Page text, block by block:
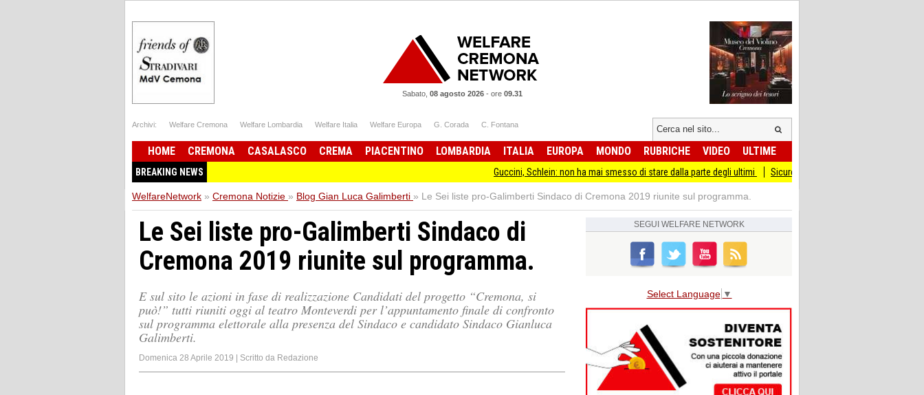
Sabato, 08 agosto 2026- ore 09.31
Archivi: Welfare Cremona Welfare Lombardia Welfare Italia Welfare Europa G. Corada C. Fontana
HOME CREMONA CASALASCO CREMA PIACENTINO LOMBARDIA ITALIA EUROPA MONDO RUBRICHE VIDEO ULTIME
BREAKING NEWS Guccini, Schlein: non ha mai smesso di stare dalla parte degli ultimi Sicurezza I Giovani Democratici ribattono ai Giovani
WelfareNetwork » Cremona Notizie » Blog Gian Luca Galimberti » Le Sei liste pro-Galimberti Sindaco di Cremona 2019 riunite sul programma.
Le Sei liste pro-Galimberti Sindaco di
Cremona 2019 riunite sul programma.
E sul sito le azioni in fase di realizzazione Candidati del progetto “Cremona, si
può!” tutti riuniti oggi al teatro Monteverdi per l’appuntamento finale di confronto
sul programma elettorale alla presenza del Sindaco e candidato Sindaco Gianluca
Galimberti.
Domenica 28 Aprile 2019 | Scritto da Redazione
SEGUI WELFARE NETWORK
Select Language ▼